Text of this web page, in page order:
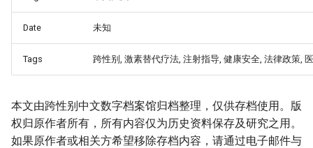
Date 未知
Tags 跨性别, 激素替代疗法, 注射指导, 健康安全, 法律政策,
本文由跨性别中文数字档案馆归档整理，仅供存档使用。版
权归原作者所有，所有内容仅为历史资料保存及研究之用。
如果原作者或相关方希望移除存档内容，请通过电子邮件与